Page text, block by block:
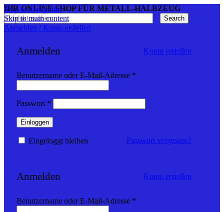
Skip to navigation
Skip to main content
IHR ONLINE SHOP FÜR METALL-HALBZEUG
Search
Anmelden / Konto erstellen
Anmelden Konto erstellen
Benutzername oder E-Mail-Adresse *
Passwort *
Einloggen
Passwort vergessen?
Eingeloggt bleiben
Anmelden Konto erstellen
Benutzername oder E-Mail-Adresse *